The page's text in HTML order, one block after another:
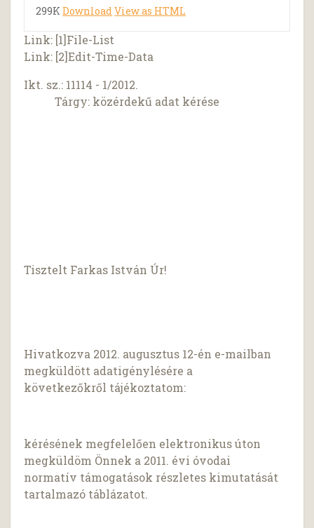
299KDownloadView as HTML
Link: [1]File-List
Link: [2]Edit-Time-Data
Ikt. sz.: 11114 - 1/2012.
Tárgy: közérdekű adat kérése
Tisztelt Farkas István Úr!
Hivatkozva 2012. augusztus 12-én e-mailban
megküldött adatigénylésére a
következőkről tájékoztatom:
kérésének megfelelően elektronikus úton
megküldöm Önnek a 2011. évi óvodai
normatív támogatások részletes kimutatását
tartalmazó táblázatot.